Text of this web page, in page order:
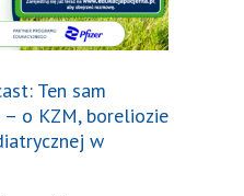
Ten sam
o KZM, boreliozie
w